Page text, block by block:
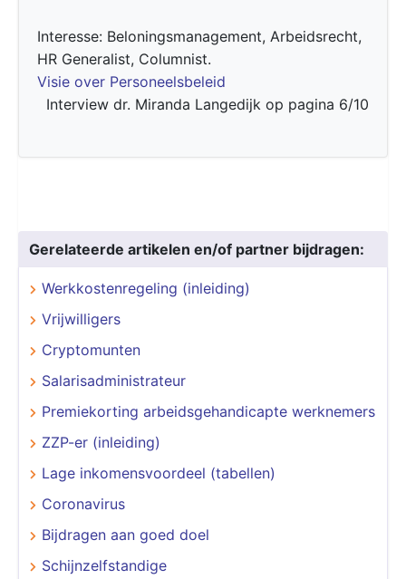
Interesse: Beloningsmanagement, Arbeidsrecht,
HR Generalist, Columnist.
Visie over Personeelsbeleid
Interview dr. Miranda Langedijk op pagina 6/10
Gerelateerde artikelen en/of partner bijdragen:
Werkkostenregeling (inleiding)
Vrijwilligers
Cryptomunten
Salarisadministrateur
Premiekorting arbeidsgehandicapte werknemers
ZZP-er (inleiding)
Lage inkomensvoordeel (tabellen)
Coronavirus
Bijdragen aan goed doel
Schijnzelfstandige